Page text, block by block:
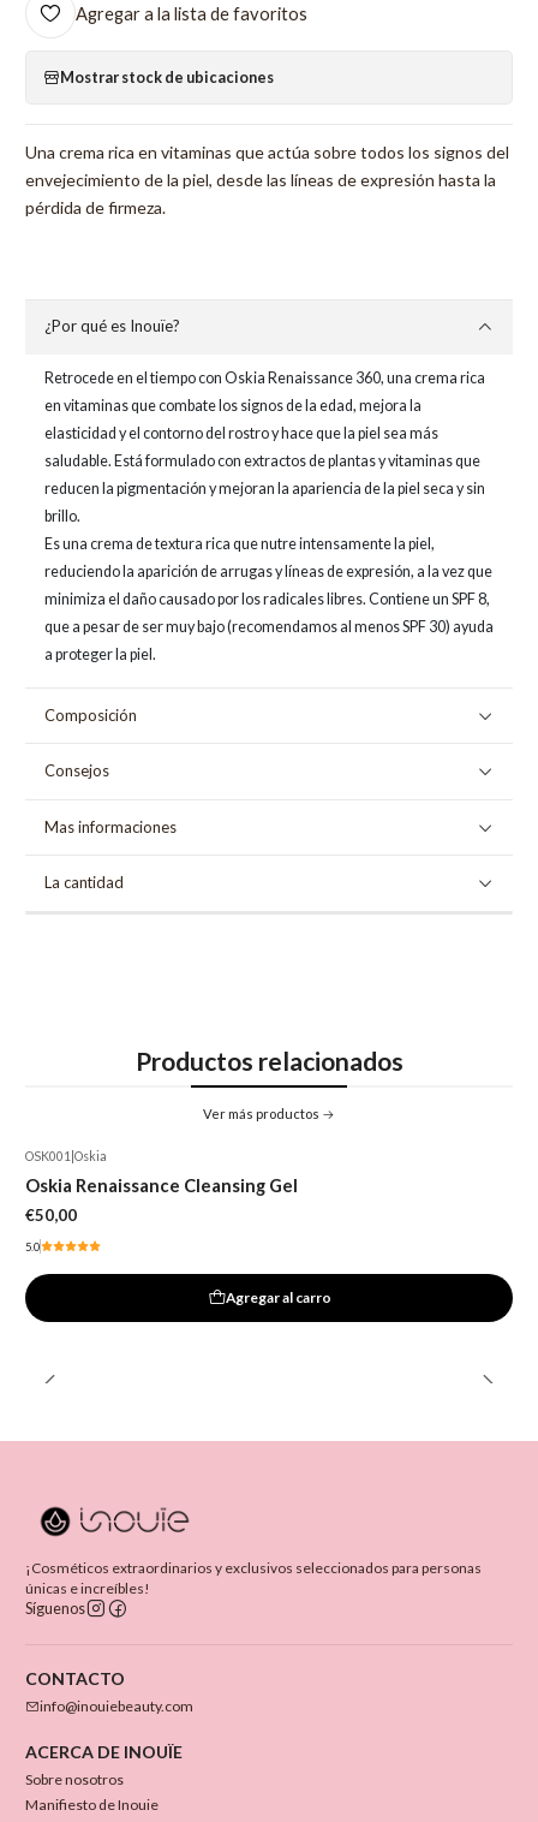
Agregar a la lista de favoritos
Mostrar stock de ubicaciones
Una crema rica en vitaminas que actúa sobre todos los signos del
envejecimiento de la piel, desde las líneas de expresión hasta la
pérdida de firmeza.
¿Por qué es Inouïe?
Retrocede en el tiempo con Oskia Renaissance 360, una crema rica
en vitaminas que combate los signos de la edad, mejora la
elasticidad y el contorno del rostro y hace que la piel sea más
saludable. Está formulado con extractos de plantas y vitaminas que
reducen la pigmentación y mejoran la apariencia de la piel seca y sin
brillo.
Es una crema de textura rica que nutre intensamente la piel,
reduciendo la aparición de arrugas y líneas de expresión, a la vez que
minimiza el daño causado por los radicales libres. Contiene un SPF 8,
que a pesar de ser muy bajo (recomendamos al menos SPF 30) ayuda
a proteger la piel.
Composición
Consejos
Mas informaciones
La cantidad
Productos relacionados
Ver más productos
OSK001 Oskia
Oskia Renaissance Cleansing Gel
€50,00
5.0
Agregar al carro
¡Cosméticos extraordinarios y exclusivos seleccionados para personas
únicas e increíbles!
Síguenos
CONTACTO
info@inouiebeauty.com
ACERCA DE INOUÏE
Sobre nosotros
Manifiesto de Inouie